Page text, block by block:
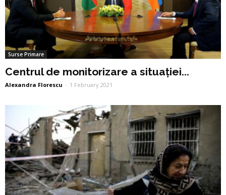
Surse Primare
Centrul de monitorizare a situației...
Alexandra Florescu - 1 February 2021